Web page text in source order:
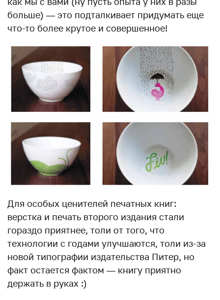
больше) — это подталкивает придумать еще
что-то более крутое и совершенное!
Для особых ценителей печатных книг:
верстка и печать второго издания стали
гораздо приятнее, толи от того, что
технологии с годами улучшаются, толи из-за
новой типографии издательства Питер, но
факт остается фактом — книгу приятно
держать в руках :)